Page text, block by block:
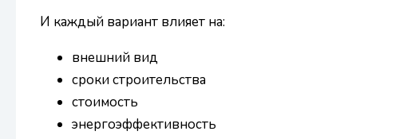
И каждый вариант влияет на:
внешний вид
сроки строительства
стоимость
энергоэффективность